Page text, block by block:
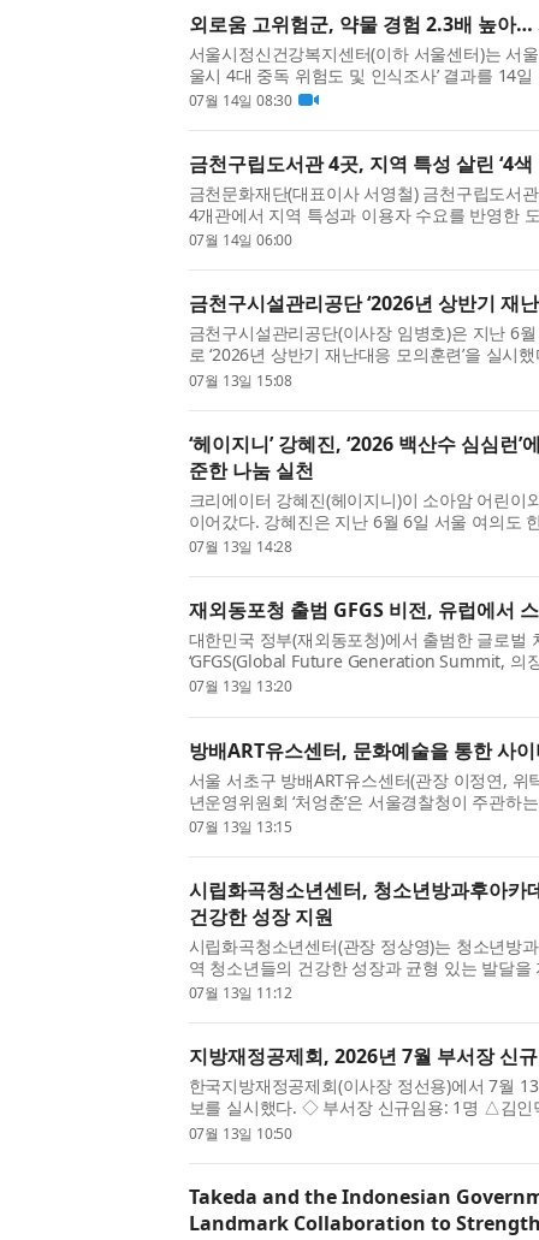
외로움 고위험군, 약물 경험 2.3배 높아
서울시정신건강복지센터(이하 서울센터)는 서
울시 4대 중독 위험도 및 인식조사’ 결과를 14
중독 문제가 개인 문제가 아닌 외로움·사회적
07월 14일 08:30
금천구립도서관 4곳, 지역 특성 살린 ‘4색
금천문화재단(대표이사 서영철) 금천구립도서
4개관에서 지역 특성과 이용자 수요를 반영한
혔다. 이번 특화사업은 각 구립도서관의 정체
07월 14일 06:00
금천구시설관리공단 ‘2026년 상반기 재
금천구시설관리공단(이사장 임병호)은 지난 6
로 ‘2026년 상반기 재난대응 모의훈련’을 실시
‘재난 및 안전관리 기본법’ 등 관련 법령에 따
07월 13일 15:08
‘헤이지니’ 강혜진, ‘2026 백산수 심심런
준한 나눔 실천
크리에이터 강혜진(헤이지니)이 소아암 어린이
이어갔다. 강혜진은 지난 6월 6일 서울 여의도
린 소아암 어린이 치료비 기부 마라톤 ‘2026 백
07월 13일 14:28
재외동포청 출범 GFGS 비전, 유럽에서
대한민국 정부(재외동포청)에서 출범한 글로벌
‘GFGS(Global Future Generation Summit, 의
뮌헨공과대학교(TU München)에서 ‘2026
07월 13일 13:20
방배ART유스센터, 문화예술을 통한 사
서울 서초구 방배ART유스센터(관장 이정연, 위
년운영위원회 ‘처엉춘’은 서울경찰청이 주관하
릴레이 캠페인’에 동참했다. 방배ART유스센터
07월 13일 13:15
시립화곡청소년센터, 청소년방과후아카
건강한 성장 지원
시립화곡청소년센터(관장 정상영)는 청소년방
역 청소년들의 건강한 성장과 균형 있는 발달
후아카데미 몽땅연필은 방과 후 돌봄이 필요한
07월 13일 11:12
지방재정공제회, 2026년 7월 부서장 신
한국지방재정공제회(이사장 정선용)에서 7월
보를 실시했다. ◇ 부서장 신규임용: 1명 △김
전보: 2명 △조충석 공제보상부장 △김영식 회
07월 13일 10:50
Takeda and the Indonesian
Landmark Collaboration to